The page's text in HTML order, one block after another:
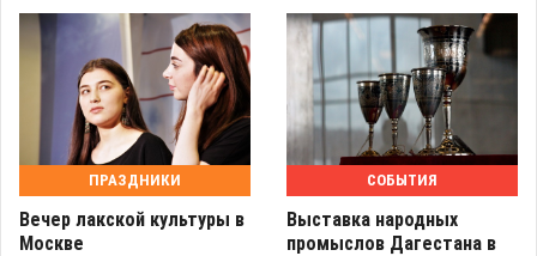
ПРАЗДНИКИ
Вечер лакской культуры в
Москве
СОБЫТИЯ
Выставка народных
промыслов Дагестана в